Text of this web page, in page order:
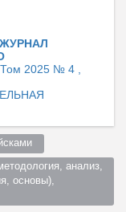
Том 2025 № 4 ,
анализ,
основы),